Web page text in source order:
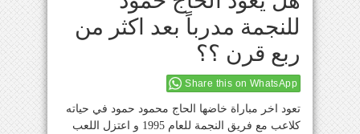
للنجمة مدرباً بعد اكثر من
ربع قرن ؟؟
Share this on WhatsApp
تعود اخر مباراة خاضها الحاج محمود حمود في حياته
كلاعب مع فريق النجمة للعام 1995 و اعتزل اللعب